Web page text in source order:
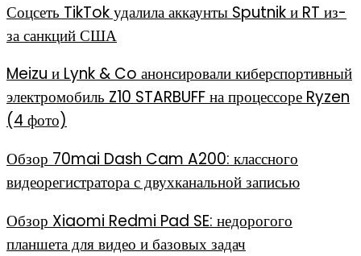
Соцсеть TikTok удалила аккаунты Sputnik и RT из-
за санкций США
Meizu и Lynk & Co анонсировали киберспортивный
электромобиль Z10 STARBUFF на процессоре Ryzen
(4 фото)
Обзор 70mai Dash Cam A200: классного
видеорегистратора с двухканальной записью
Обзор Xiaomi Redmi Pad SE: недорогого
планшета для видео и базовых задач